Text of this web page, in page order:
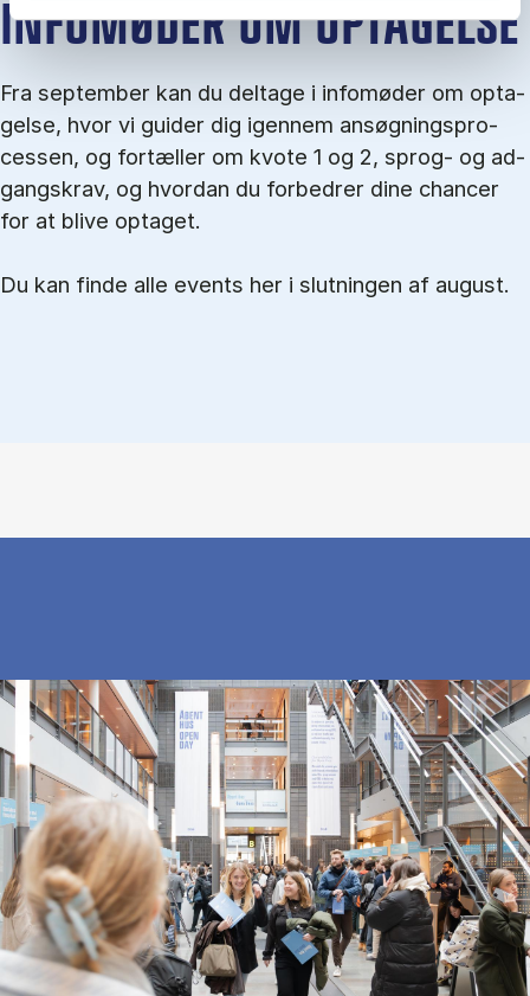
IN­FO­MØ­DER OM OP­TA­GEL­SE
Fra september kan du del­tage i in­fo­mø­der om op­ta­
gel­se, hvor vi gu­i­der dig igen­nem an­søg­nings­pro­
ces­sen, og for­tæl­ler om kvo­te 1 og 2, sprog- og ad­
gangs­krav, og hvordan du forbedrer dine chancer
for at blive optaget.
Du kan finde alle events her i slutningen af august.